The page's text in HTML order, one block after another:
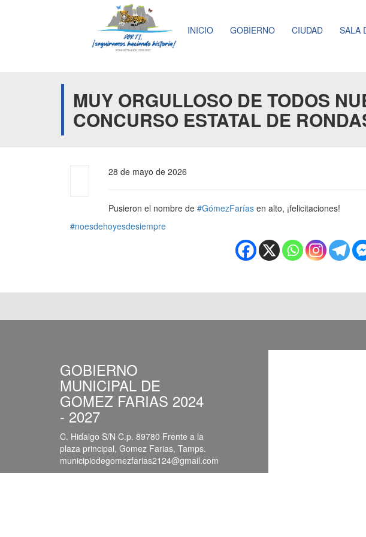
INICIO GOBIERNO CIUDAD SALA
MUY ORGULLOSO DE TODOS
CONCURSO ESTATAL DE
28 de mayo de 2026
Pusieron el nombre de #GómezFarías en alto, ¡felicitaciones!
#noesdehoyesdesiempre
GOBIERNO
MUNICIPAL DE
GOMEZ FARIAS 2024
- 2027
C. Hidalgo S/N C.p. 89780 Frente a la
plaza principal, Gomez Farias, Tamps.
municipiodegomezfarias2124@gmail.com